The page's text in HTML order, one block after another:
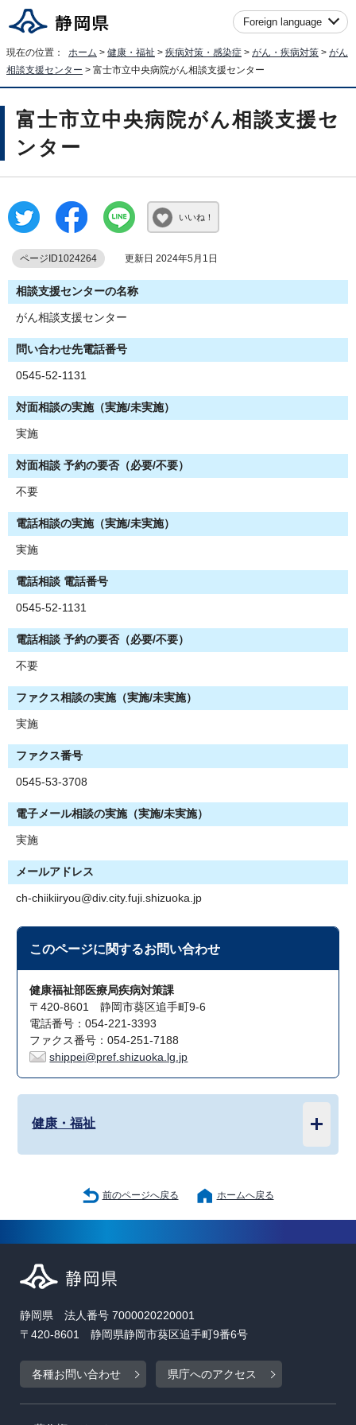
Foreign language
現在の位置： ホーム > 健康・福祉 > 疾病対策・感染症 > がん・疾病対策 > がん
相談支援センター > 富士市立中央病院がん相談支援センター
富士市立中央病院がん相談支援セ
ンター
いいね！
ページID1024264 更新日 2024年5月1日
相談支援センターの名称
がん相談支援センター
問い合わせ先電話番号
0545-52-1131
対面相談の実施（実施/未実施）
実施
対面相談 予約の要否（必要/不要）
不要
電話相談の実施（実施/未実施）
実施
電話相談 電話番号
0545-52-1131
電話相談 予約の要否（必要/不要）
不要
ファクス相談の実施（実施/未実施）
実施
ファクス番号
0545-53-3708
電子メール相談の実施（実施/未実施）
実施
メールアドレス
ch-chiikiiryou@div.city.fuji.shizuoka.jp
このページに関するお問い合わせ
健康福祉部医療局疾病対策課
〒420-8601 静岡市葵区追手町9-6
電話番号：054-221-3393
ファクス番号：054-251-7188
shippei@pref.shizuoka.lg.jp
健康・福祉
前のページへ戻る ホームへ戻る
静岡県 法人番号 7000020220001
〒420-8601 静岡県静岡市葵区追手町9番6号
各種お問い合わせ 県庁へのアクセス